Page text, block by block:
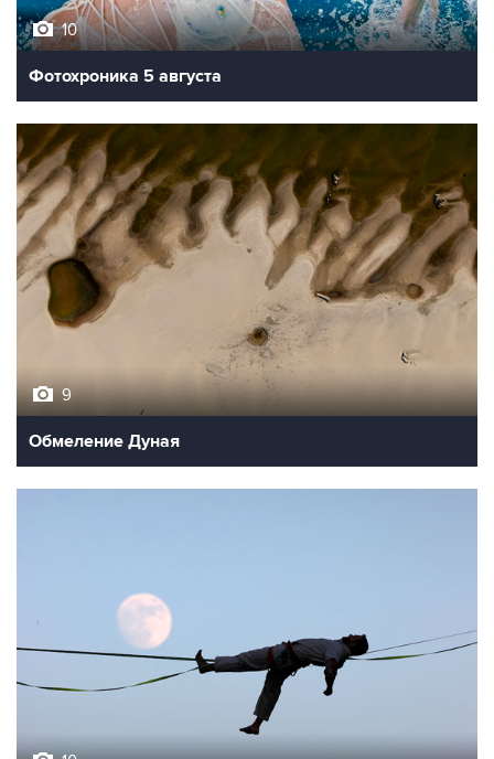
10
Фотохроника 5 августа
9
Обмеление Дуная